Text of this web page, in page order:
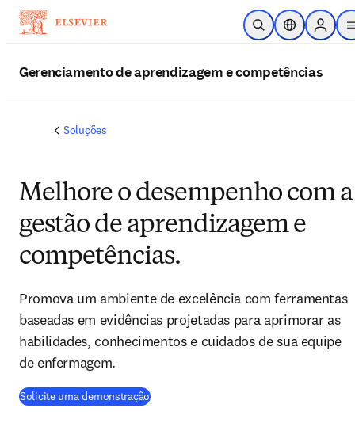
Ir para o conteúdo principal
Pesquisa aberta
Seletor deSign in
Gerenciamento de aprendizagem e competências
Soluções
Melhore o desempenho com a
gestão de aprendizagem e
competências.
Promova um ambiente de excelência com ferramentas
baseadas em evidências projetadas para aprimorar as
habilidades, conhecimentos e cuidados de sua equipe
de enfermagem.
Solicite uma demonstração